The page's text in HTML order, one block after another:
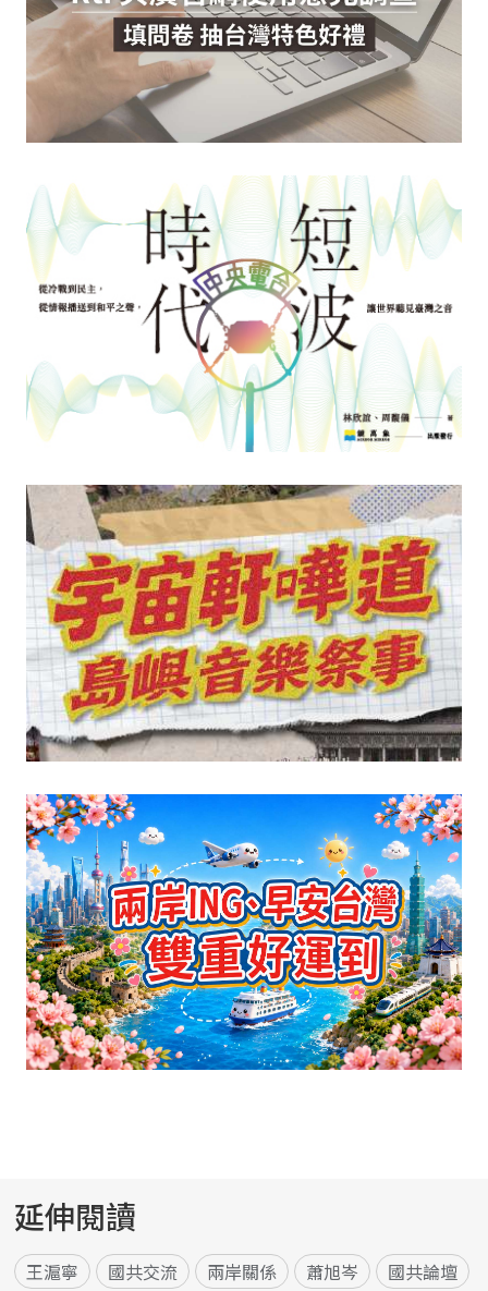
延伸閱讀
王滬寧 國共交流 兩岸關係 蕭旭岑
國共論壇